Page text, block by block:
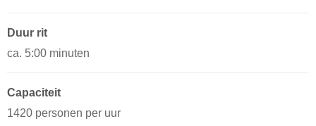
Duur rit
ca. 5:00 minuten
Capaciteit
1420 personen per uur